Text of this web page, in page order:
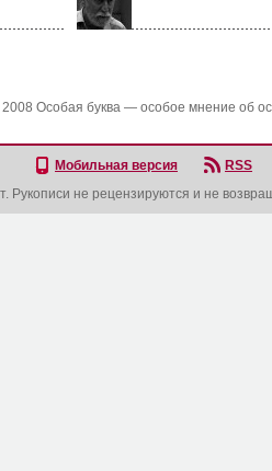
Особая буква — особое мнение об
Мобильная версия
RSS
Рукописи не рецензируются и не